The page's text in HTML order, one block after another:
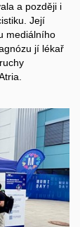
a později i
Její
mediálního
jí lékař
y